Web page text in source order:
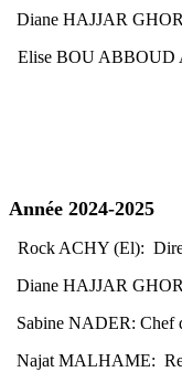
Diane HAJJAR
Elise BOU ABBOUD
Année 2024-2025
Rock ACHY (El):
Diane HAJJAR
Sabine NADER: Chef
Najat MALHAME: